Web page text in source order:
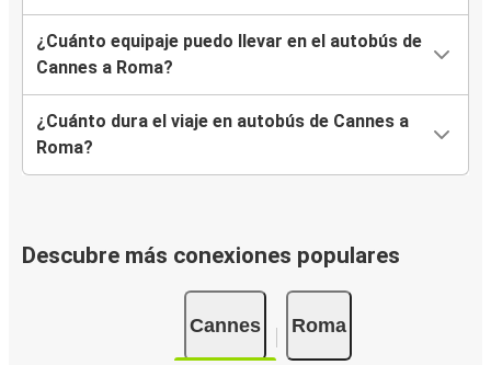
¿Cuánto equipaje puedo llevar en el autobús de
Cannes a Roma?
¿Cuánto dura el viaje en autobús de Cannes a
Roma?
Descubre más conexiones populares
Cannes Roma